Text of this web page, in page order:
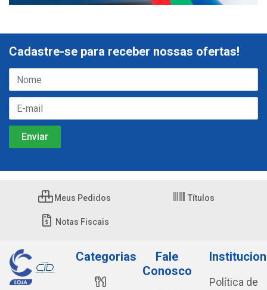
Cadastre-se para receber nossas ofertas!
Meus Pedidos Títulos
Notas Fiscais
Categorias
Fale
Conosco
Política de